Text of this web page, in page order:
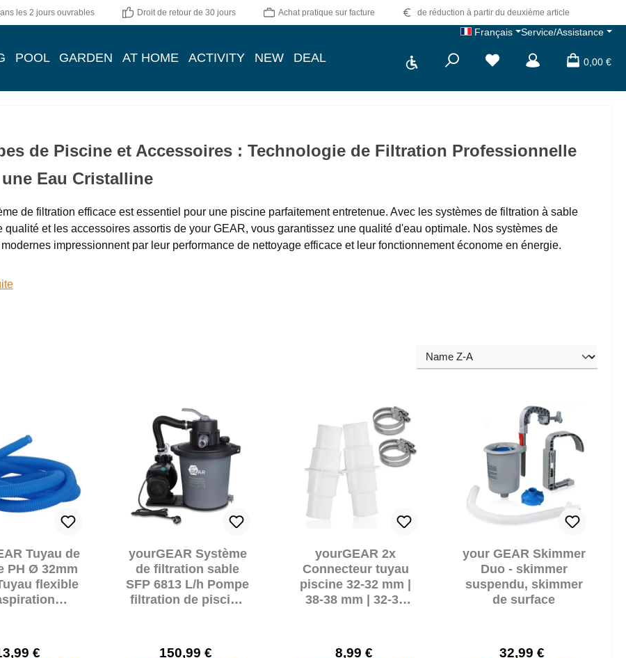
les 2 jours ouvrables Droit de retour de 30 jours Achat pratique sur facture de réduction à partir du deuxième article
Français Service/Assistance
POOL GARDEN AT HOME ACTIVITY NEW DEAL Show toolbar 0,00 €
de Piscine et Accessoires : Technologie de Filtration Professionnelle
Eau Cristalline
de filtration efficace est essentiel pour une piscine parfaitement entretenue. Avec les systèmes de filtration à sable
qualité et les accessoires assortis de your GEAR, vous garantissez une qualité d'eau optimale. Nos systèmes de
impressionnent par leur performance de nettoyage efficace et leur fonctionnement économe en énergie.
Tuyau de
PH Ø 32mm
flexible
€
yourGEAR Système
de filtration sable
SFP 6813 L/h Pompe
filtration de piscine
150,99 €
yourGEAR 2x
Connecteur tuyau
piscine 32-32 mm |
38-38 mm | 32-38
8,99 €
your GEAR Skimmer
Duo - skimmer
suspendu, skimmer
de surface
32,99 €